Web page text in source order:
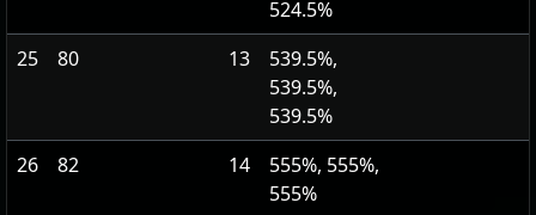
524.5%
25
80 13
539.5%,
539.5%,
539.5%
26
82 14
555%, 555%,
555%